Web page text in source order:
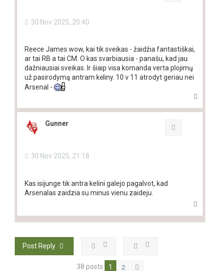
30 Nov 2025, 20:40
Reece James wow, kai tik sveikas - žaidžia fantastiškai,
ar tai RB a tai CM. O kas svarbiausia - panašu, kad jau
dažniausiai sveikas. Ir šiaip visa komanda verta plojimų
už pasirodymą antram kėliny. 10 v 11 atrodyt geriau nei
Arsenal -
p
Gunner
30 Nov 2025, 21:18
Kas isijunge tik antra kelini galejo pagalvot, kad
Arsenalas zaidzia su minus vienu zaideju.
Post Reply
38 posts 1 2